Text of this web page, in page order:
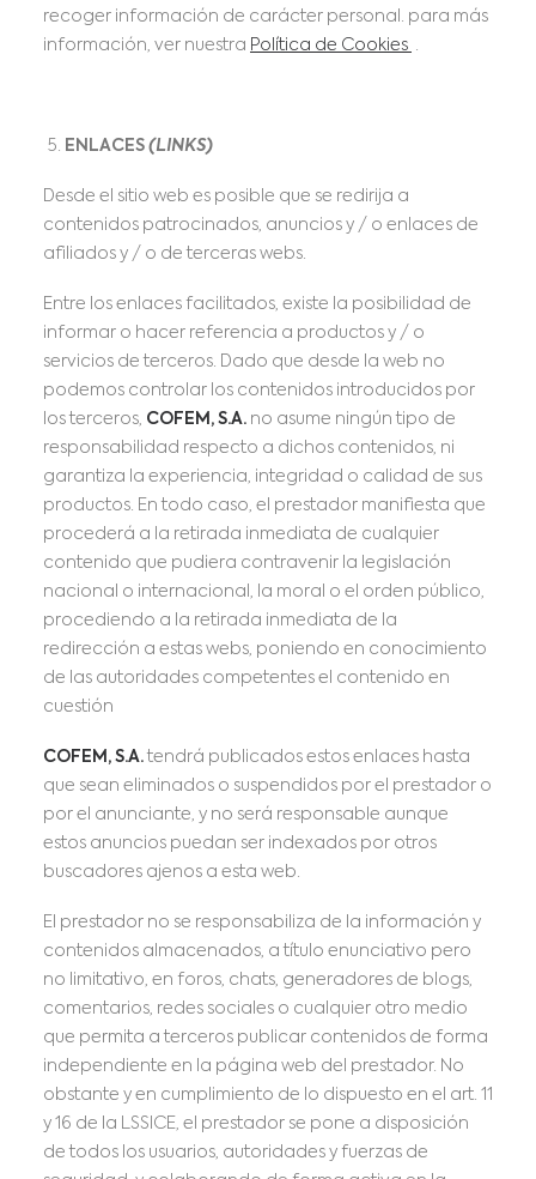
recoger información de carácter personal. para más
información, ver nuestra Política de Cookies .
ENLACES (LINKS)
Desde el sitio web es posible que se redirija a
contenidos patrocinados, anuncios y / o enlaces de
afiliados y / o de terceras webs.
Entre los enlaces facilitados, existe la posibilidad de
informar o hacer referencia a productos y / o
servicios de terceros. Dado que desde la web no
podemos controlar los contenidos introducidos por
los terceros, COFEM, S.A. no asume ningún tipo de
responsabilidad respecto a dichos contenidos, ni
garantiza la experiencia, integridad o calidad de sus
productos. En todo caso, el prestador manifiesta que
procederá a la retirada inmediata de cualquier
contenido que pudiera contravenir la legislación
nacional o internacional, la moral o el orden público,
procediendo a la retirada inmediata de la
redirección a estas webs, poniendo en conocimiento
de las autoridades competentes el contenido en
cuestión
COFEM, S.A.tendrá publicados estos enlaces hasta
que sean eliminados o suspendidos por el prestador o
por el anunciante, y no será responsable aunque
estos anuncios puedan ser indexados por otros
buscadores ajenos a esta web.
El prestador no se responsabiliza de la información y
contenidos almacenados, a título enunciativo pero
no limitativo, en foros, chats, generadores de blogs,
comentarios, redes sociales o cualquier otro medio
que permita a terceros publicar contenidos de forma
independiente en la página web del prestador. No
obstante y en cumplimiento de lo dispuesto en el art. 11
y 16 de la LSSICE, el prestador se pone a disposición
de todos los usuarios, autoridades y fuerzas de